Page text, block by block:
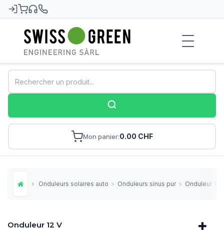
Swiss-Green
Mon panier 0.00 CHF
Home Onduleurs solaires autonomes
> Onduleurs sinus pur > Onduleur 12
Onduleur 12 V